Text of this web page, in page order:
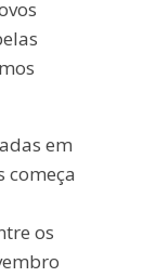
em
começa
os